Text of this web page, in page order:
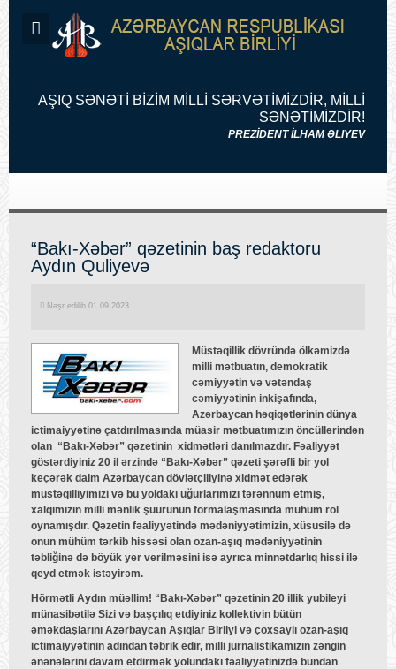
AŞIQ SƏNƏTİ BİZİM MİLLİ SƏRVƏTİMİZDİR, MİLLİ
SƏNƏTİMİZDİR!
PREZİDENT İLHAM ƏLIYEV
“Bakı-Xəbər” qəzetinin baş redaktoru
Aydın Quliyevə
Nəşr edilib 01.09.2023
Müstəqillik dövründə ölkəmizdə
milli mətbuatın, demokratik
cəmiyyətin və vətəndaş
cəmiyyətinin inkişafında,
Azərbaycan həqiqətlərinin dünya
ictimaiyyətinə çatdırılmasında müasir mətbuatımızın öncüllərindən
olan “Bakı-Xəbər” qəzetinin xidmətləri danılmazdır. Fəaliyyət
göstərdiyiniz 20 il ərzində “Bakı-Xəbər” qəzeti şərəfli bir yol
keçərək daim Azərbaycan dövlətçiliyinə xidmət edərək
müstəqilliyimizi və bu yoldakı uğurlarımızı tərənnüm etmiş,
xalqımızın milli mənlik şüurunun formalaşmasında mühüm rol
oynamışdır. Qəzetin fəaliyyətində mədəniyyətimizin, xüsusilə də
onun mühüm tərkib hissəsi olan ozan-aşıq mədəniyyətinin
təbliğinə də böyük yer verilməsini isə ayrıca minnətdarlıq hissi ilə
qeyd etmək istəyirəm.
Hörmətli Aydın müəllim! “Bakı-Xəbər” qəzetinin 20 illik yubileyi
münasibətilə Sizi və başçılıq etdiyiniz kollektivin bütün
əməkdaşlarını Azərbaycan Aşıqlar Birliyi və çoxsaylı ozan-aşıq
ictimaiyyətinin adından təbrik edir, milli jurnalistikamızın zəngin
ənənələrini davam etdirmək yolundakı fəaliyyətinizdə bundan